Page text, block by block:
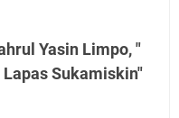
Yasin Limpo, "
Sukamiskin"